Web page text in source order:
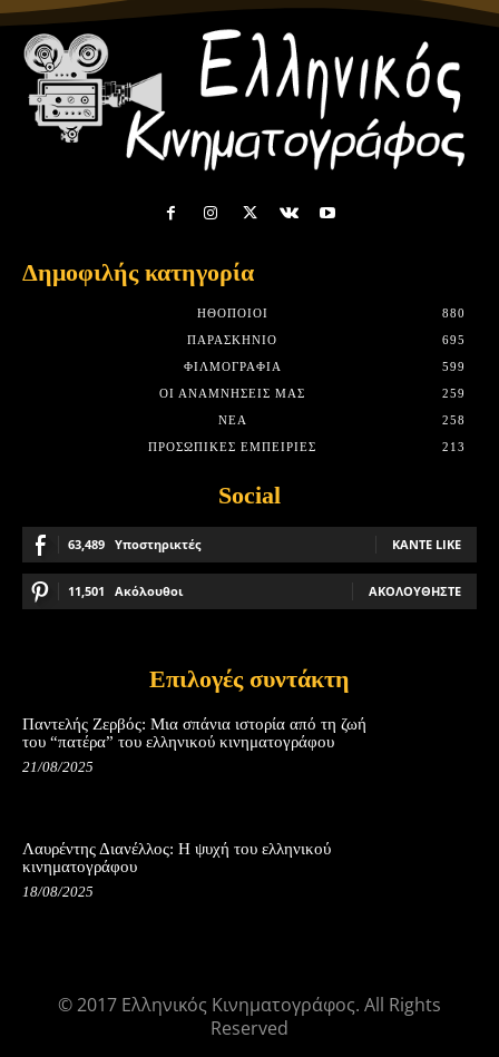
Δημοφιλής κατηγορία
HΘΟΠΟΙΟΊ
880
ΠΑΡΑΣΚΉΝΙΟ
695
ΦΙΛΜΟΓΡΑΦΊΑ
599
ΟΙ ΑΝΑΜΝΉΣΕΙΣ ΜΑΣ
259
ΝΈΑ
258
ΠΡΟΣΩΠΙΚΈΣ ΕΜΠΕΙΡΊΕΣ
213
Social
63,489 Υποστηρικτές ΚΆΝΤΕ LIKE
11,501 Ακόλουθοι ΑΚΟΛΟΥΘΉΣΤΕ
Επιλογές συντάκτη
Παντελής Ζερβός: Μια σπάνια ιστορία από τη ζωή
του “πατέρα” του ελληνικού κινηματογράφου
21/08/2025
Λαυρέντης Διανέλλος: Η ψυχή του ελληνικού
κινηματογράφου
18/08/2025
© 2017 Ελληνικός Κινηματογράφος. All Rights
Reserved